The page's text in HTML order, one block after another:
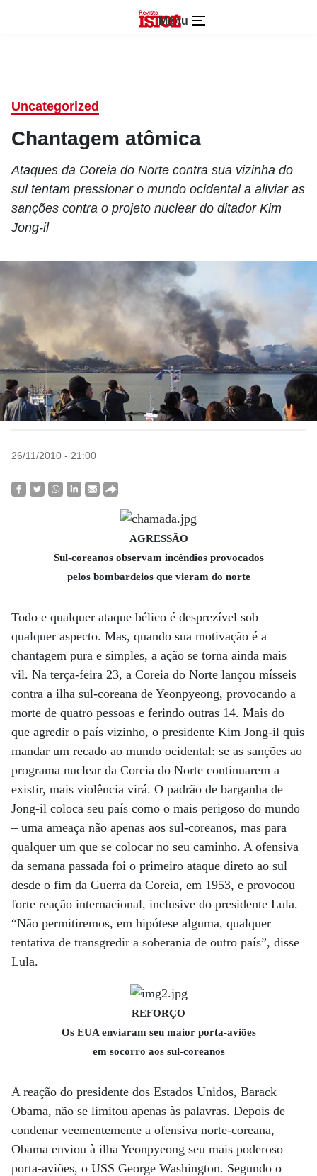
Menu
Uncategorized
Chantagem atômica
Ataques da Coreia do Norte contra sua vizinha do
sul tentam pressionar o mundo ocidental a aliviar as
sanções contra o projeto nuclear do ditador Kim
Jong-il
26/11/2010 - 21:00
AGRESSÃO
Sul-coreanos observam incêndios provocados
pelos bombardeios que vieram do norte
Todo e qualquer ataque bélico é desprezível sob
qualquer aspecto. Mas, quando sua motivação é a
chantagem pura e simples, a ação se torna ainda mais
vil. Na terça-feira 23, a Coreia do Norte lançou mísseis
contra a ilha sul-coreana de Yeonpyeong, provocando a
morte de quatro pessoas e ferindo outras 14. Mais do
que agredir o país vizinho, o presidente Kim Jong-il quis
mandar um recado ao mundo ocidental: se as sanções ao
programa nuclear da Coreia do Norte continuarem a
existir, mais violência virá. O padrão de barganha de
Jong-il coloca seu país como o mais perigoso do mundo
– uma ameaça não apenas aos sul-coreanos, mas para
qualquer um que se colocar no seu caminho. A ofensiva
da semana passada foi o primeiro ataque direto ao sul
desde o fim da Guerra da Coreia, em 1953, e provocou
forte reação internacional, inclusive do presidente Lula.
“Não permitiremos, em hipótese alguma, qualquer
tentativa de transgredir a soberania de outro país”, disse
Lula.
REFORÇO
Os EUA enviaram seu maior porta-aviões
em socorro aos sul-coreanos
A reação do presidente dos Estados Unidos, Barack
Obama, não se limitou apenas às palavras. Depois de
condenar veementemente a ofensiva norte-coreana,
Obama enviou à ilha Yeonpyeong seu mais poderoso
porta-aviões, o USS George Washington. Segundo o